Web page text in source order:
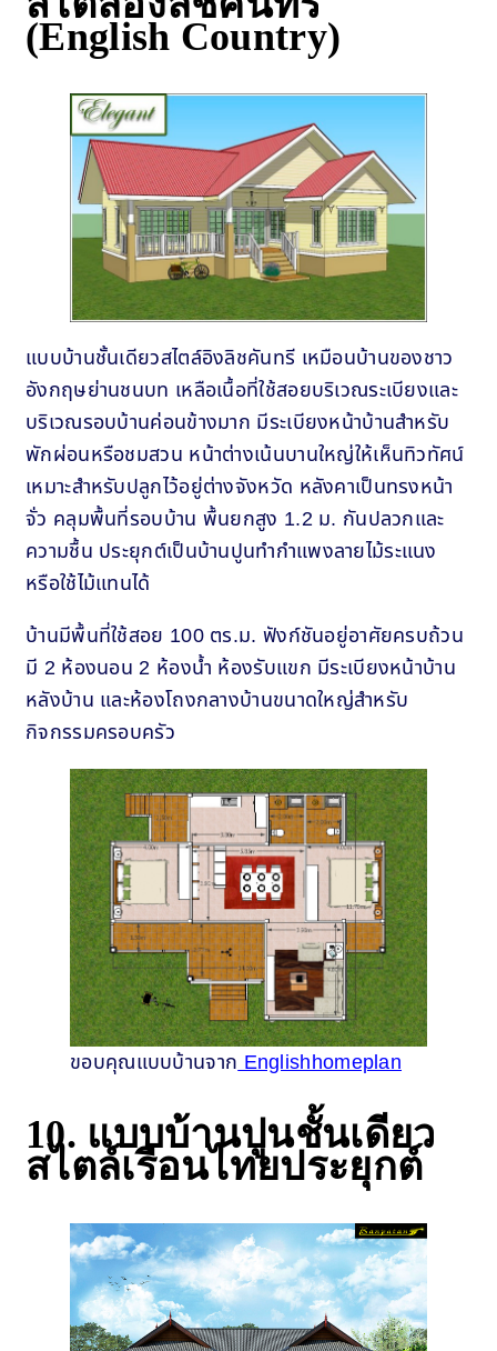
(English Country)
แบบบ้านชั้นเดียวสไตล์อิงลิชคันทรี เหมือนบ้านของชาว
อังกฤษย่านชนบท เหลือเนื้อที่ใช้สอยบริเวณระเบียงและ
บริเวณรอบบ้านค่อนข้างมาก มีระเบียงหน้าบ้านสำหรับ
พักผ่อนหรือชมสวน หน้าต่างเน้นบานใหญ่ให้เห็นทิวทัศน์
เหมาะสำหรับปลูกไว้อยู่ต่างจังหวัด หลังคาเป็นทรงหน้า
จั่ว คลุมพื้นที่รอบบ้าน พื้นยกสูง 1.2 ม. กันปลวกและ
ความชื้น ประยุกต์เป็นบ้านปูนทำกำแพงลายไม้ระแนง
หรือใช้ไม้แทนได้
บ้านมีพื้นที่ใช้สอย 100 ตร.ม. ฟังก์ชันอยู่อาศัยครบถ้วน
มี 2 ห้องนอน 2 ห้องน้ำ ห้องรับแขก มีระเบียงหน้าบ้าน
หลังบ้าน และห้องโถงกลางบ้านขนาดใหญ่สำหรับ
กิจกรรมครอบครัว
ขอบคุณแบบบ้านจากEnglishhomeplan
10. แบบบ้านปูนชั้นเดียว
สไตล์เรือนไทยประยุกต์